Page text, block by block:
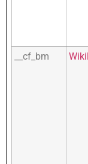
__cf_bm